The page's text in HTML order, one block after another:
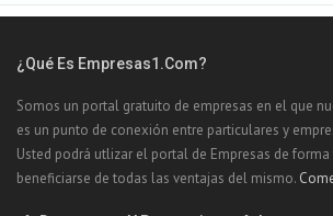
¿Qué Es Empresas1.com?
Somos un portal gratuito de empresas en el que
es un punto de conexión entre particulares y
Usted podrá utlizar el portal de Empresas de
beneficiarse de todas las ventajas del mismo.